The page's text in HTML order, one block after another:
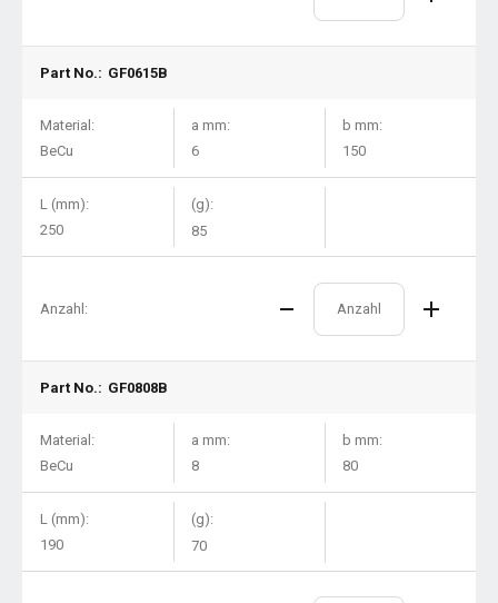
Part No.: GF0615B
Material:
BeCu
a mm:
6
b mm:
150
L (mm):
250
(g):
85
Anzahl:
Part No.: GF0808B
Material:
BeCu
a mm:
8
b mm:
80
L (mm):
190
(g):
70